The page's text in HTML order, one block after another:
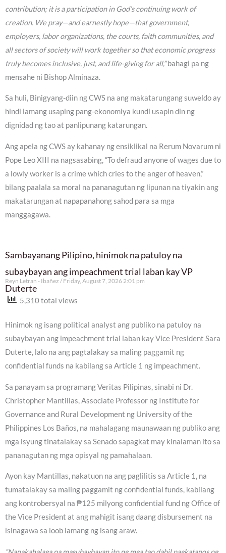
contribution; it is a participation in God’s continuing work of
creation. We pray—and earnestly hope—that government,
employers, labor organizations, the courts, faith communities, and
all sectors of society will work together so that economic progress
truly becomes inclusive, just, and life-giving for all,”bahagi pa ng
mensahe ni Bishop Alminaza.
Sa huli, Binigyang-diin ng CWS na ang makatarungang suweldo ay
hindi lamang usaping pang-ekonomiya kundi usapin din ng
dignidad ng tao at panlipunang katarungan.
Ang apela ng CWS ay kahanay ng ensiklikal na Rerum Novarum ni
Pope Leo XIII na nagsasabing, “To defraud anyone of wages due to
a lowly worker is a crime which cries to the anger of heaven,”
bilang paalala sa moral na pananagutan ng lipunan na tiyakin ang
makatarungan at napapanahong sahod para sa mga
manggagawa.
Sambayanang Pilipino, hinimok na patuloy na
subaybayan ang impeachment trial laban kay VP
Duterte
Reyn Letran - Ibañez Friday, August 7, 2026 2:01 pm
5,310 total views
Hinimok ng isang political analyst ang publiko na patuloy na
subaybayan ang impeachment trial laban kay Vice President Sara
Duterte, lalo na ang pagtalakay sa maling paggamit ng
confidential funds na kabilang sa Article 1 ng impeachment.
Sa panayam sa programang Veritas Pilipinas, sinabi ni Dr.
Christopher Mantillas, Associate Professor ng Institute for
Governance and Rural Development ng University of the
Philippines Los Baños, na mahalagang maunawaan ng publiko ang
mga isyung tinatalakay sa Senado sapagkat may kinalaman ito sa
pananagutan ng mga opisyal ng pamahalaan.
Ayon kay Mantillas, nakatuon na ang paglilitis sa Article 1, na
tumatalakay sa maling paggamit ng confidential funds, kabilang
ang kontrobersyal na ₱125 milyong confidential fund ng Office of
the Vice President at ang mahigit isang daang disbursement na
isinagawa sa loob lamang ng isang araw.